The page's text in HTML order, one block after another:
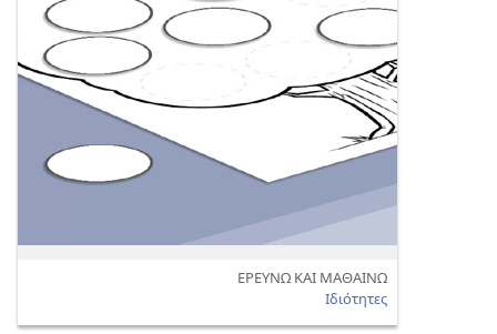
ΕΡΕΥΝΩ ΚΑΙ ΜΑΘΑΙΝΩ
Ιδιότητες